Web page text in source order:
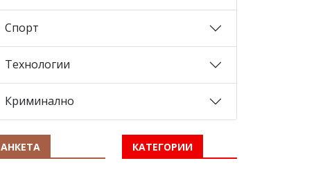
Спорт
Технологии
Криминално
АНКЕТА КАТЕГОРИИ